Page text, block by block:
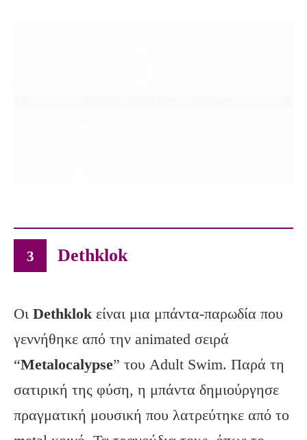
3 Dethklok
Οι Dethklokείναι μια μπάντα-παρωδία που
γεννήθηκε από την animated σειρά
“Metalocalypse” του Adult Swim. Παρά τη
σατιρική της φύση, η μπάντα δημιούργησε
πραγματική μουσική που λατρεύτηκε από το